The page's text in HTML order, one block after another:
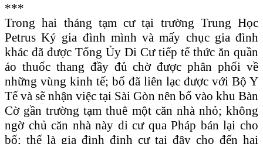
***
Trong hai tháng tạm cư tại trường Trung Học
Petrus Ký gia đình mình và mấy chục gia đình
khác đã được Tổng Ủy Di Cư tiếp tế thức ăn quần
áo thuốc thang đầy đủ chờ được phân phối về
những vùng kinh tế; bố đã liên lạc được với Bộ Y
Tế và sẽ nhận việc tại Sài Gòn nên bố vào khu Bàn
Cờ gần trường tạm thuê một căn nhà nhỏ; không
ngờ chủ căn nhà này di cư qua Pháp bán lại cho
bố; thế là gia đình định cư tại đây cho đến hai